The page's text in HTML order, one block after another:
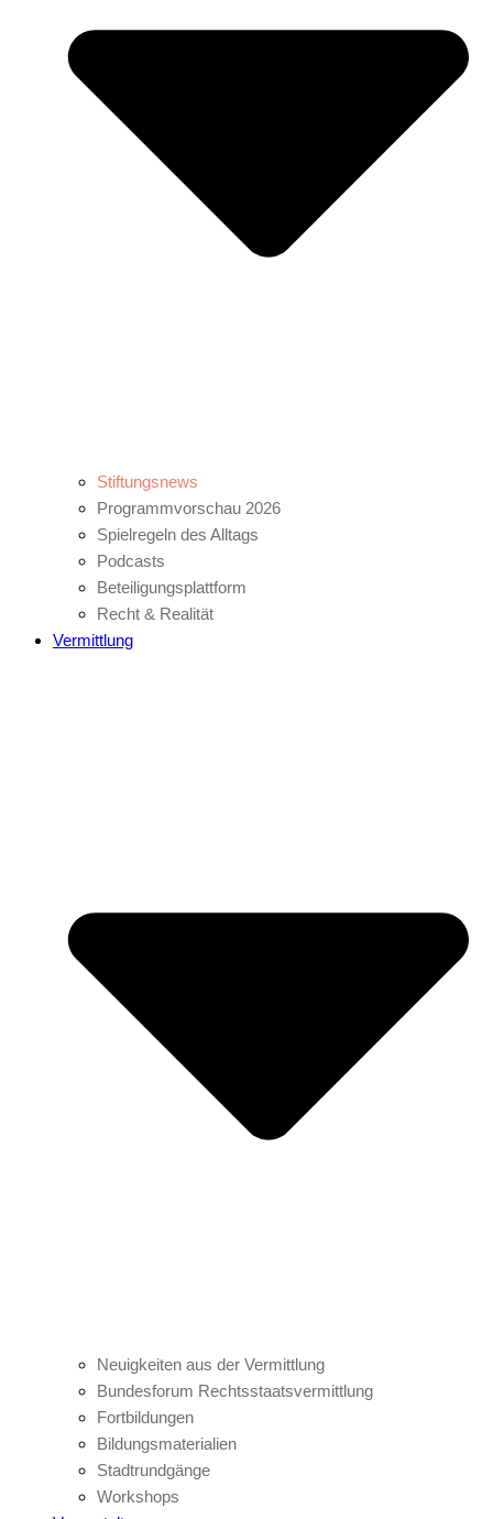
Stiftungsnews
Programmvorschau 2026
Spielregeln des Alltags
Podcasts
Beteiligungsplattform
Recht & Realität
Vermittlung
Neuigkeiten aus der Vermittlung
Bundesforum Rechtsstaatsvermittlung
Fortbildungen
Bildungsmaterialien
Stadtrundgänge
Workshops